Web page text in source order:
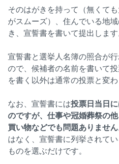
そのはがきを持って（無くて
がスムーズ）、住んでいる地
き、宣誓書を書いて提出します
宣誓書と選挙人名簿の照合が
ので、候補者の名前を書いて
を書く以外は通常の投票と変わ
なお、宣誓書には投票日当日
のですが、仕事や冠婚葬祭の
買い物などでも問題ありません
はなく、宣誓書に列挙されて
ものを選ぶだけです。